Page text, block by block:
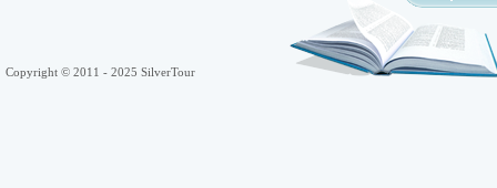
Copyright © 2011 - 2025 SilverTour